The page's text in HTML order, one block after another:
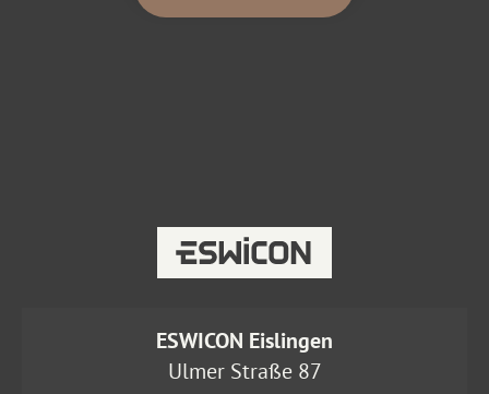
ESWICON Eislingen
Ulmer Straße 87